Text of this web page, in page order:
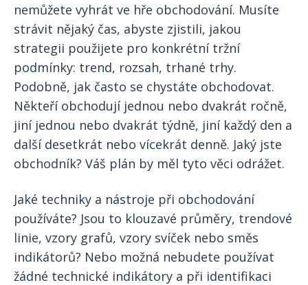
nemůžete vyhrát ve hře obchodování. Musíte
strávit nějaký čas, abyste zjistili, jakou
strategii použijete pro konkrétní tržní
podmínky: trend, rozsah, trhané trhy.
Podobně, jak často se chystáte obchodovat.
Někteří obchodují jednou nebo dvakrát ročně,
jiní jednou nebo dvakrát týdně, jiní každý den a
další desetkrát nebo vícekrát denně. Jaký jste
obchodník? Váš plán by měl tyto věci odrážet.
Jaké techniky a nástroje při obchodování
používáte? Jsou to klouzavé průměry, trendové
linie, vzory grafů, vzory svíček nebo směs
indikátorů? Nebo možná nebudete používat
žádné technické indikátory a při identifikaci